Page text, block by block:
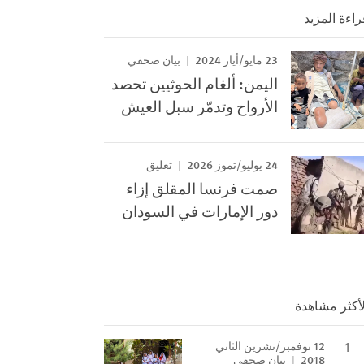
المزيد
23 مايو/أيار 2024 بيان صحفي
اليمن: ألغام الحوثيين تحصد
الأرواح وتدمّر سبل العيش
24 يوليو/تموز 2026 تعليق
صمت فرنسا المقلق إزاء
دور الإمارات في السودان
مشاهدة
12 نوفمبر/تشرين الثاني
2018
بيان صحفي